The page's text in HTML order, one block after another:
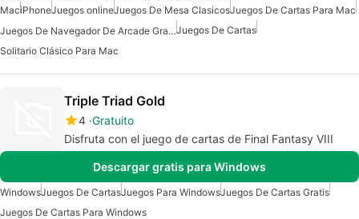
MaciPhoneJuegos onlineJuegos De Mesa ClasicosJuegos De Cartas Para Mac
Juegos De Navegador De Arcade GratisJuegos De Cartas
Solitario Clásico Para Mac
Triple Triad Gold
4 Gratuito
Disfruta con el juego de cartas de Final Fantasy VIII
Descargar gratis para Windows
WindowsJuegos De CartasJuegos Para WindowsJuegos De Cartas Gratis
Juegos De Cartas Para Windows